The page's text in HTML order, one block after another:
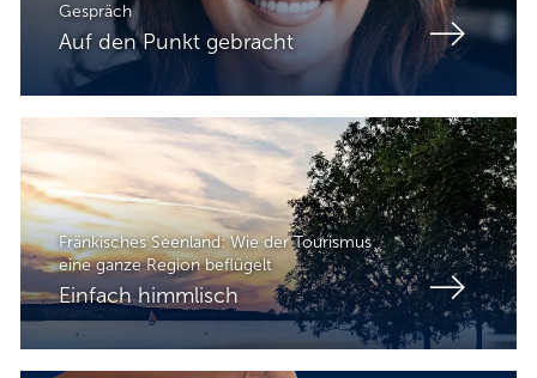
Gespräch
Auf den Punkt gebracht
Fränkisches Seenland: Wie der Tourismus
eine ganze Region beflügelt
Einfach himmlisch